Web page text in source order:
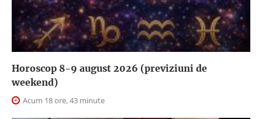
Horoscop 8-9 august 2026 (previziuni de
weekend)
Acum 18 ore, 43 minute